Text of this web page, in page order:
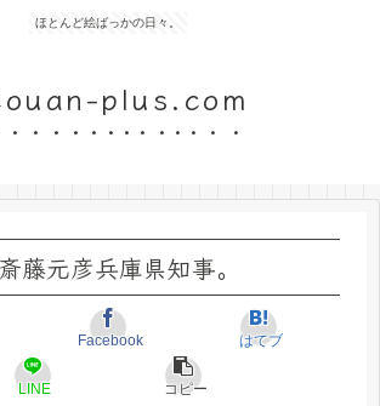
ほとんど絵ばっかの日々。
plus.com
藤元彦兵庫県知事。
Facebook はてブ
LINE コピー